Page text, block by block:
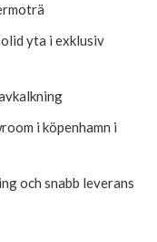
yta i exklusiv
i köpenhamn i
och snabb leverans